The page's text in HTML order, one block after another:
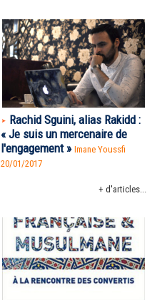
Rachid Sguini, alias Rakidd :
« Je suis un mercenaire de
l'engagement » Imane Youssfi
20/01/2017
+ d'articles...